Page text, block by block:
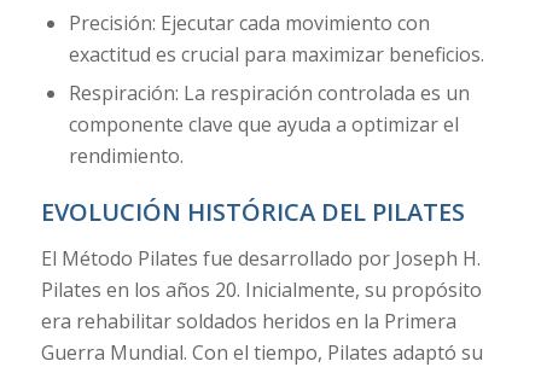
Precisión: Ejecutar cada movimiento con
exactitud es crucial para maximizar beneficios.
Respiración: La respiración controlada es un
componente clave que ayuda a optimizar el
rendimiento.
EVOLUCIÓN HISTÓRICA DEL PILATES
El Método Pilates fue desarrollado por Joseph H.
Pilates en los años 20. Inicialmente, su propósito
era rehabilitar soldados heridos en la Primera
Guerra Mundial. Con el tiempo, Pilates adaptó su